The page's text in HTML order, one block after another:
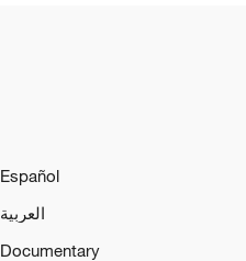
Español
العربية
Documentary